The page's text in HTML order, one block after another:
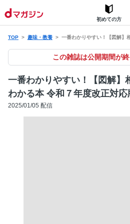
初めての方
TOP 趣味・教養 一番わかりやすい！【図解】
この雑誌は公開期間が
一番わかりやすい！【図解】
わかる本 令和７年度改正対応
2025/01/05 配信